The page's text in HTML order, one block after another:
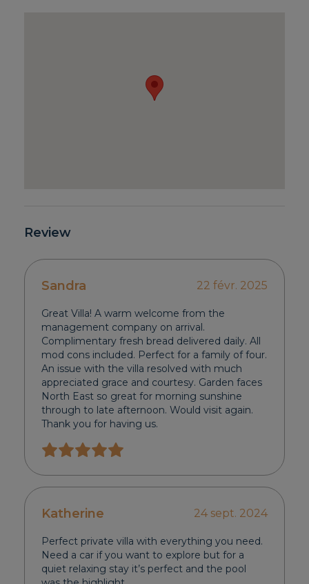
Review
Sandra 22 févr. 2025
Great Villa! A warm welcome from the
management company on arrival.
Complimentary fresh bread delivered daily. All
mod cons included. Perfect for a family of four.
An issue with the villa resolved with much
appreciated grace and courtesy. Garden faces
North East so great for morning sunshine
through to late afternoon. Would visit again.
Thank you for having us.
Katherine 24 sept. 2024
Perfect private villa with everything you need.
Need a car if you want to explore but for a
quiet relaxing stay it’s perfect and the pool